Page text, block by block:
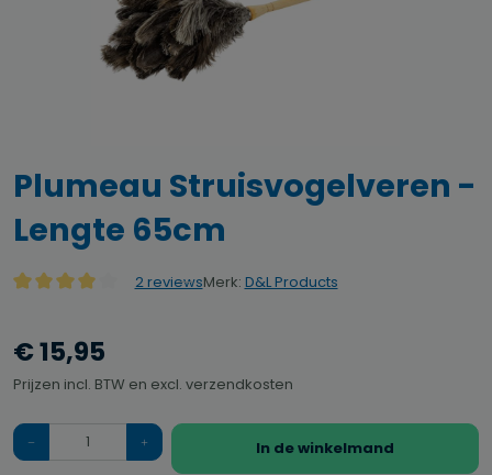
Plumeau Struisvogelveren -
Lengte 65cm
2 reviewsMerk: D&L Products
€ 15,95
Prijzen incl. BTW en excl. verzendkosten
Hoeveelheid
In de winkelmand